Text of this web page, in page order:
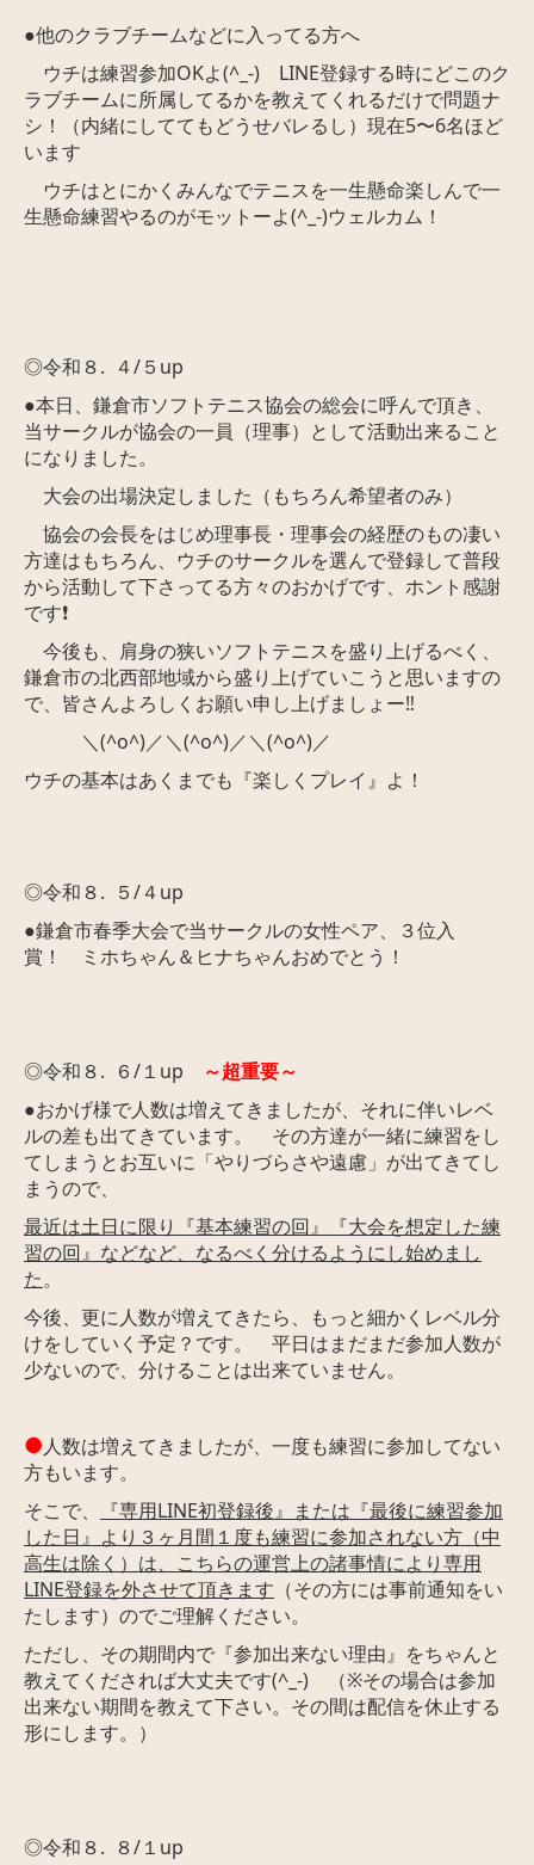
●他のクラブチームなどに入ってる方へ
ウチは練習参加OKよ(^_-) LINE登録する時にどこのク
ラブチームに所属してるかを教えてくれるだけで問題ナ
シ！（内緒にしててもどうせバレるし）現在5〜6名ほど
います
ウチはとにかくみんなでテニスを一生懸命楽しんで一
生懸命練習やるのがモットーよ(^_-)ウェルカム！
◎令和８. ４/５up
●本日、鎌倉市ソフトテニス協会の総会に呼んで頂き、
当サークルが協会の一員（理事）として活動出来ること
になりました。
大会の出場決定しました（もちろん希望者のみ）
協会の会長をはじめ理事長・理事会の経歴のもの凄い
方達はもちろん、ウチのサークルを選んで登録して普段
から活動して下さってる方々のおかげです、ホント感謝
です❗️
今後も、肩身の狭いソフトテニスを盛り上げるべく、
鎌倉市の北西部地域から盛り上げていこうと思いますの
で、皆さんよろしくお願い申し上げましょー‼️
＼(^o^)／＼(^o^)／＼(^o^)／
ウチの基本はあくまでも『楽しくプレイ』よ！
◎令和８. ５/４up
●鎌倉市春季大会で当サークルの女性ペア、３位入
賞！ ミホちゃん＆ヒナちゃんおめでとう！
◎令和８. ６/１up
～超重要～
●おかげ様で人数は増えてきましたが、それに伴いレベ
ルの差も出てきています。 その方達が一緒に練習をし
てしまうとお互いに「やりづらさや遠慮」が出てきてし
まうので、
最近は土日に限り『基本練習の回』『大会を想定した練
習の回』などなど、なるべく分けるようにし始めまし
た。
今後、更に人数が増えてきたら、もっと細かくレベル分
けをしていく予定？です。 平日はまだまだ参加人数が
少ないので、分けることは出来ていません。
●人数は増えてきましたが、一度も練習に参加してない
方もいます。
そこで、
『専用LINE初登録後』または『最後に練習参加
した日』より３ヶ月間１度も練習に参加されない方（中
高生は除く）は、こちらの運営上の諸事情により専用
LINE登録を外させて頂きます （その方には事前通知をい
たします）のでご理解ください。
ただし、その期間内で『参加出来ない理由』をちゃんと
教えてくだされば大丈夫です(^_-)
（※その場合は参加
出来ない期間を教えて下さい。その間は配信を休止する
形にします。）
◎令和８. ８/１up